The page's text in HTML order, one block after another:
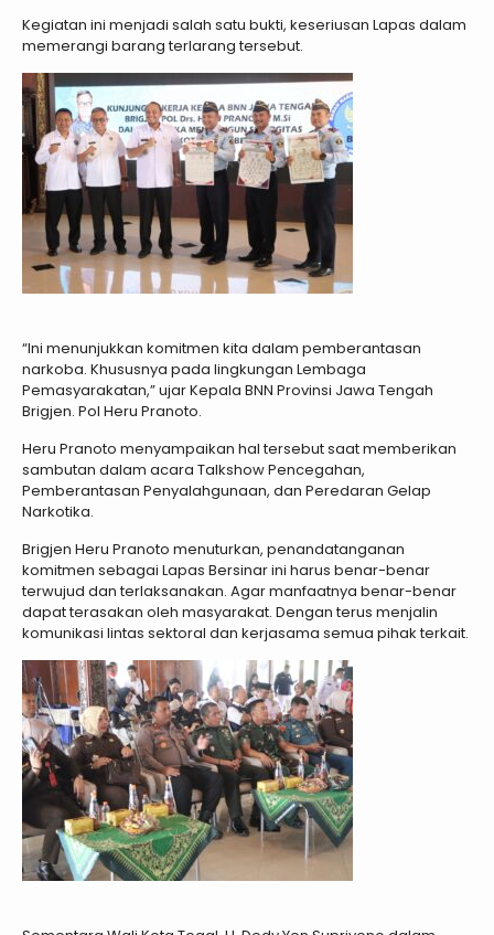
Kegiatan ini menjadi salah satu bukti, keseriusan Lapas dalam
memerangi barang terlarang tersebut.
“Ini menunjukkan komitmen kita dalam pemberantasan
narkoba. Khususnya pada lingkungan Lembaga
Pemasyarakatan,” ujar Kepala BNN Provinsi Jawa Tengah
Brigjen. Pol Heru Pranoto.
Heru Pranoto menyampaikan hal tersebut saat memberikan
sambutan dalam acara Talkshow Pencegahan,
Pemberantasan Penyalahgunaan, dan Peredaran Gelap
Narkotika.
Brigjen Heru Pranoto menuturkan, penandatanganan
komitmen sebagai Lapas Bersinar ini harus benar-benar
terwujud dan terlaksanakan. Agar manfaatnya benar-benar
dapat terasakan oleh masyarakat. Dengan terus menjalin
komunikasi lintas sektoral dan kerjasama semua pihak terkait.